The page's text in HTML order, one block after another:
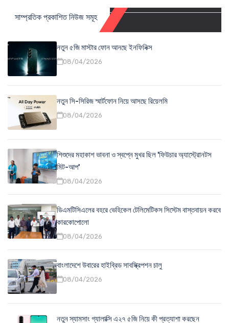
সাম্প্রতিক প্রকাশিত নিউজ সমূহ
নতুন ৫জি মাস্টার ফোন আনছে ইনফিনিক্স
08/04/2026
নতুন সি-সিরিজ স্মার্টফোন নিয়ে আসছে রিয়েলমি
08/04/2026
শিশুদের মহাকাশ ভাবনা ও স্বপ্নে মুখর ছিল 'ফিউচার অ্যাস্ট্রোনটস
মিট-আপ'
08/04/2026
ডিএমটিসিএলের বহরে ভেহিকেল টেলিমেটিকস সিস্টেম বাস্তবায়ন করবে
কারকোপোলো
08/04/2026
বাংলাদেশে উবারের হাইব্রিড সাবস্ক্রিপশন চালু
08/04/2026
নতুন স্যামসাং গ্যালাক্সি এ২৭ ৫জি নিয়ে কী প্রত্যাশা করছেন